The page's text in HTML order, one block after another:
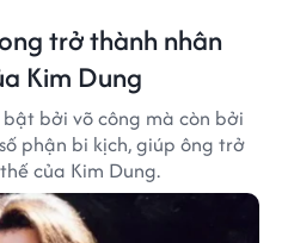
trở thành nhân
Kim Dung
bởi võ công mà còn bởi
phận bi kịch, giúp ông trở
của Kim Dung.